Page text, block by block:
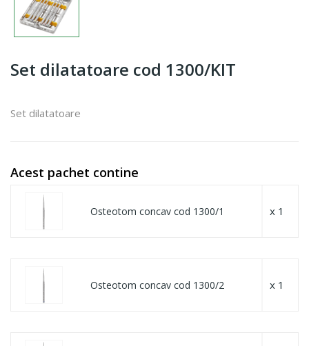
Set dilatatoare cod 1300/KIT
Set dilatatoare
Acest pachet contine
Osteotom concav cod 1300/1 x 1
Osteotom concav cod 1300/2 x 1